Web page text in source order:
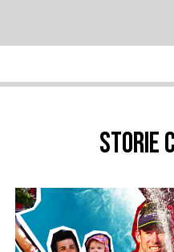
Storie